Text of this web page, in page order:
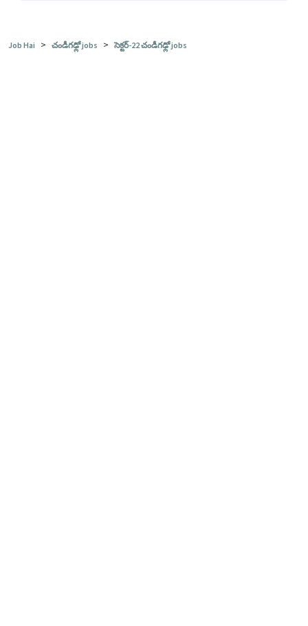
Job Hai > చండీగఢ్లో jobs > సెక్టర్-22 చండీగఢ్లో jobs